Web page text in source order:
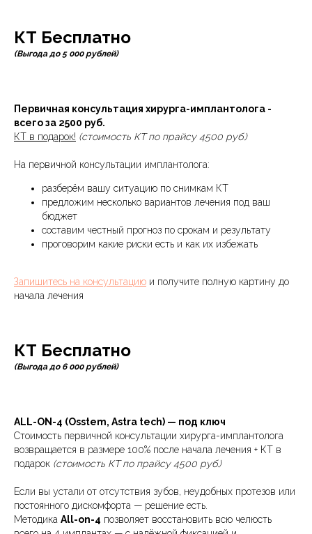
КТ Бесплатно
(Выгода до 5 000 рублей)
Первичная консультация хирурга-имплантолога -
всего за 2500 руб.
КТ в подарок! (стоимость КТ по прайсу 4500 руб.)
На первичной консультации имплантолога:
разберём вашу ситуацию по снимкам КТ
предложим несколько вариантов лечения под ваш
бюджет
составим честный прогноз по срокам и результату
проговорим какие риски есть и как их избежать
Запишитесь на консультацию и получите полную картину до
начала лечения
КТ Бесплатно
(Выгода до 6 000 рублей)
ALL-ON-4 (Osstem, Astra tech) — под ключ
Стоимость первичной консультации хирурга-имплантолога
возвращается в размере 100% после начала лечения + КТ в
подарок (стоимость КТ по прайсу 4500 руб.)
Если вы устали от отсутствия зубов, неудобных протезов или
постоянного дискомфорта — решение есть.
Методика All-on-4 позволяет восстановить всю челюсть